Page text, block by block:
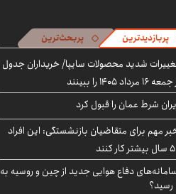
پربازدیدترین پربحث‌ترین
شدید محصولات سایپا/ خریداران جدول
۱۴۰۵ را ببینند
شرط عمان را قبول کرد
مهم برای متقاضیان بازنشستگی: این افراد
دفاع هوایی جدید از چین و روسیه به
رسید؟